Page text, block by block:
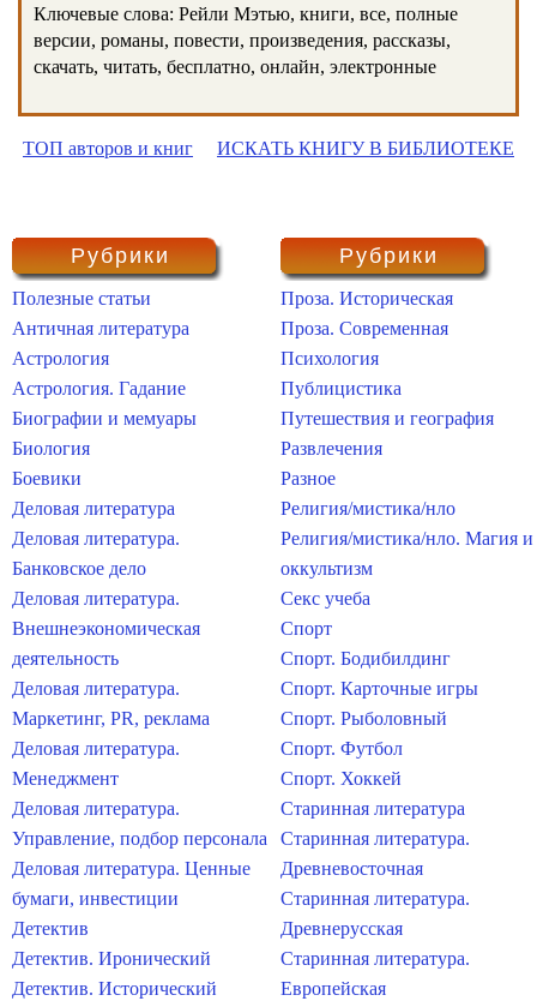
Ключевые слова: Рейли Мэтью, книги, все, полные
версии, романы, повести, произведения, рассказы,
скачать, читать, бесплатно, онлайн, электронные
ТОП авторов и книг ИСКАТЬ КНИГУ В БИБЛИОТЕКЕ
Рубрики
Полезные статьи
Античная литература
Астрология
Астрология. Гадание
Биографии и мемуары
Биология
Боевики
Деловая литература
Деловая литература.
Банковское дело
Деловая литература.
Внешнеэкономическая
деятельность
Деловая литература.
Маркетинг, PR, реклама
Деловая литература.
Менеджмент
Деловая литература.
Управление, подбор персонала
Деловая литература. Ценные
бумаги, инвестиции
Детектив
Детектив. Иронический
Детектив. Исторический
Рубрики
Проза. Историческая
Проза. Современная
Психология
Публицистика
Путешествия и география
Развлечения
Разное
Религия/мистика/нло
Религия/мистика/нло. Магия и
оккультизм
Секс учеба
Спорт
Спорт. Бодибилдинг
Спорт. Карточные игры
Спорт. Рыболовный
Спорт. Футбол
Спорт. Хоккей
Старинная литература
Старинная литература.
Древневосточная
Старинная литература.
Древнерусская
Старинная литература.
Европейская